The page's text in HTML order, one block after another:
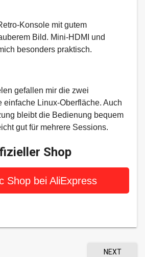
Konsole mit gutem
Bild. Mini-HDMI und
besonders praktisch.
gefallen mir die zwei
einfache Linux-Oberfläche. Auch
bleibt die Bedienung bequem
gut für mehrere Sessions.
Shop
Shop bei AliExpress
NEXT